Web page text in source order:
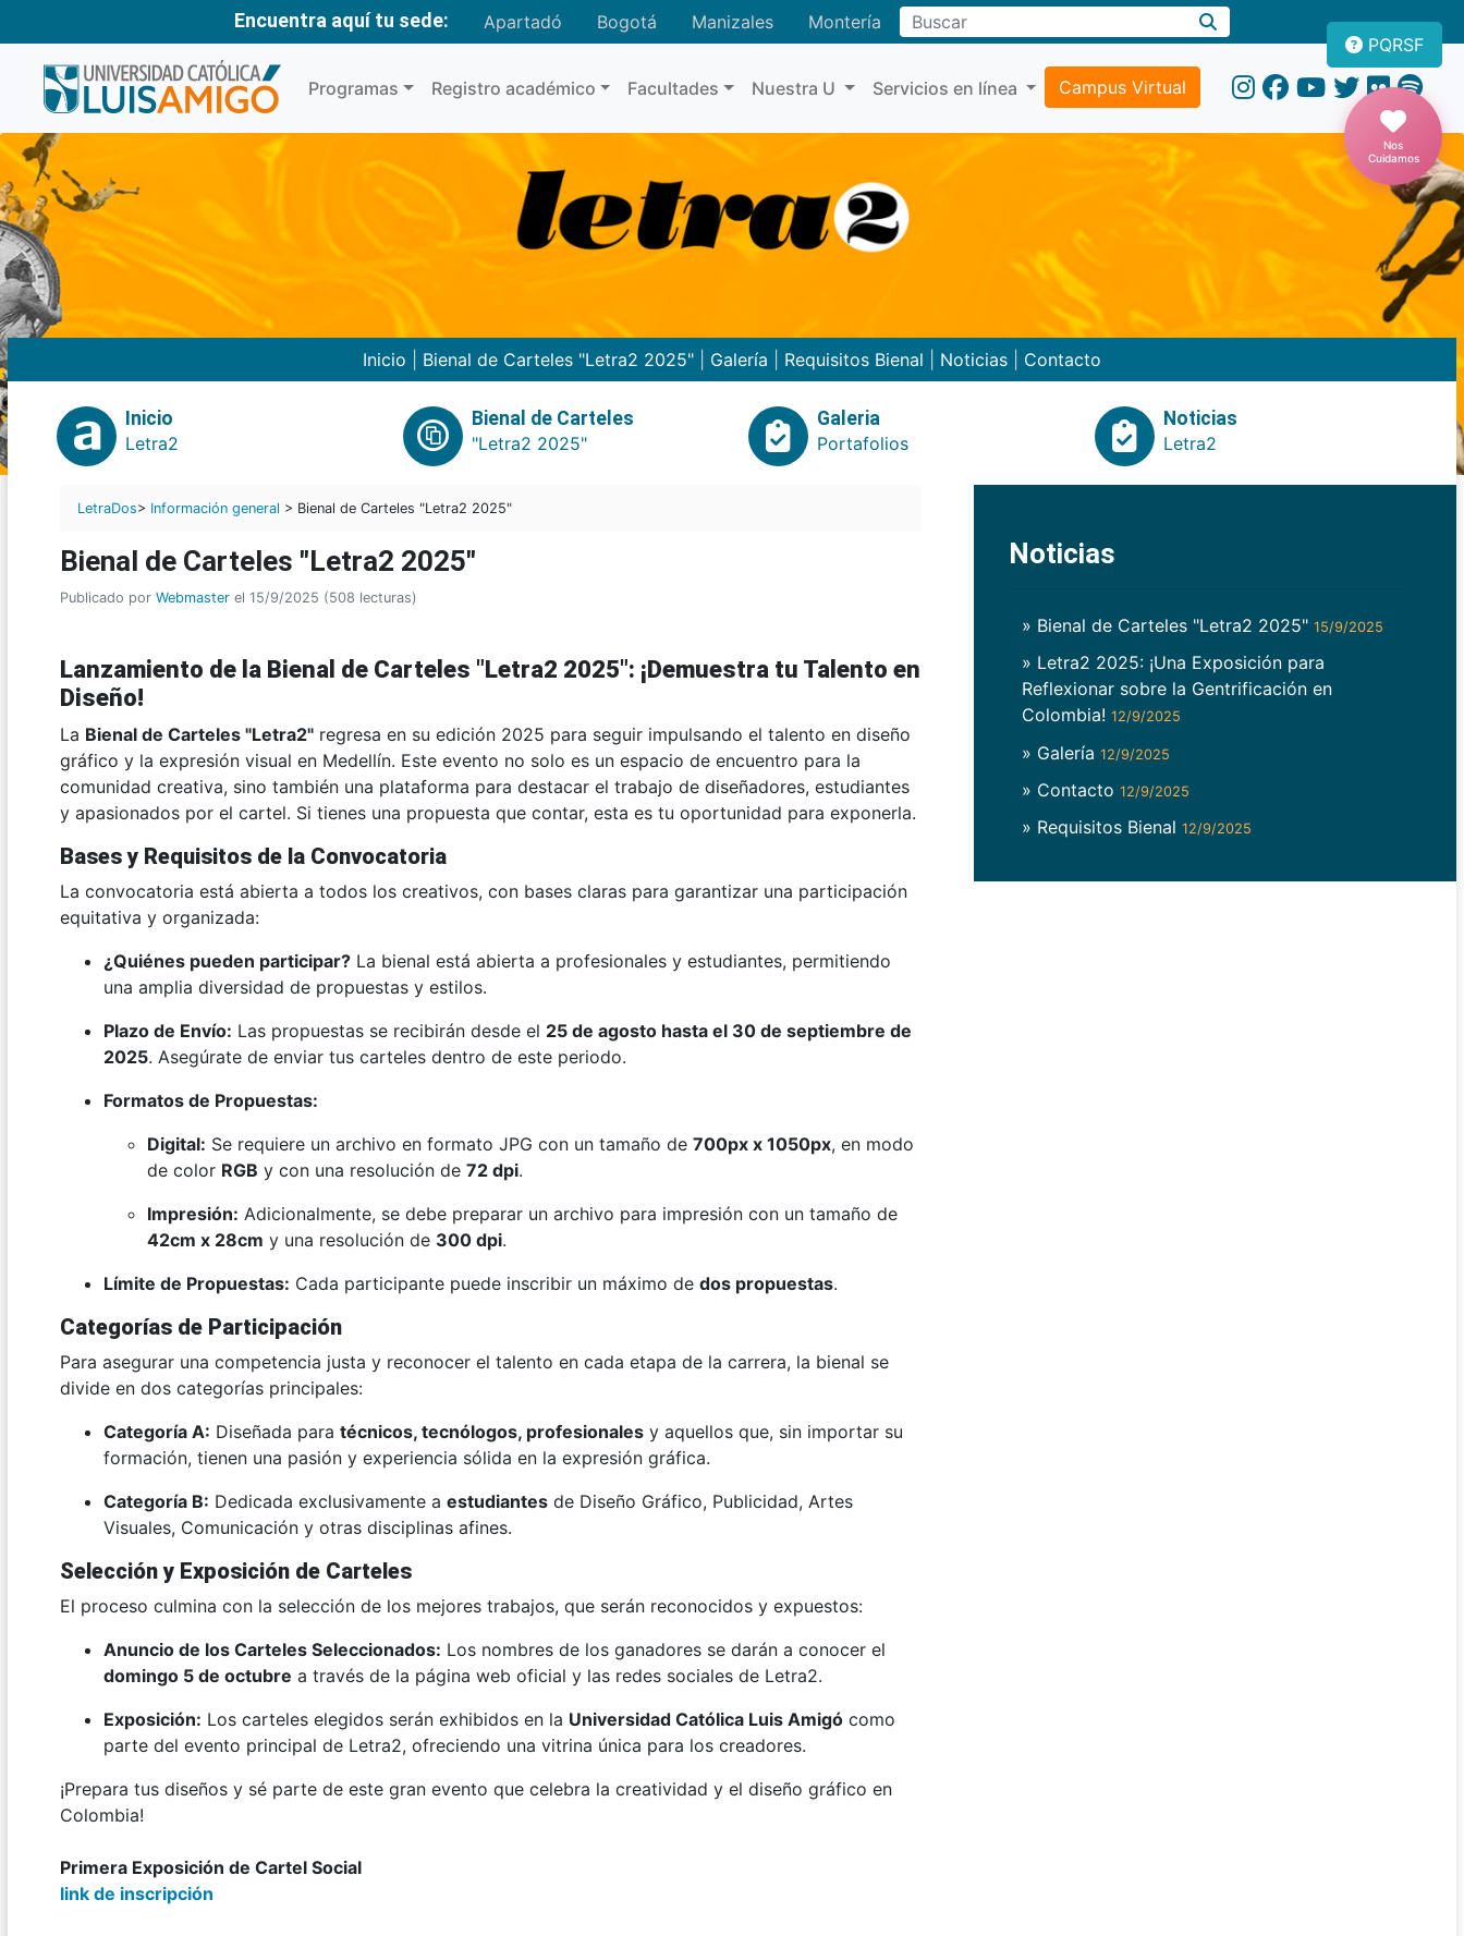
Encuentra aquí tu sede: Apartadó Bogotá Manizales MonteríaBuscar
Programas Registro académico Facultades Nuestra U Servicios en línea Campus Virtual
PQRSF
Nos
Cuidamos
Inicio Bienal de Carteles "Letra2 2025" Galería Requisitos Bienal Noticias Contacto
Inicio
Letra2
Bienal de Carteles
"Letra2 2025"
Galeria
Portafolios
Noticias
Letra2
LetraDos> Información general > Bienal de Carteles "Letra2 2025"
Bienal de Carteles "Letra2 2025"
Publicado por Webmaster el 15/9/2025 (508 lecturas)
Lanzamiento de la Bienal de Carteles "Letra2 2025": ¡Demuestra tu Talento en
Diseño!
La Bienal de Carteles "Letra2" regresa en su edición 2025 para seguir impulsando el talento en diseño
gráfico y la expresión visual en Medellín. Este evento no solo es un espacio de encuentro para la
comunidad creativa, sino también una plataforma para destacar el trabajo de diseñadores, estudiantes
y apasionados por el cartel. Si tienes una propuesta que contar, esta es tu oportunidad para exponerla.
Bases y Requisitos de la Convocatoria
La convocatoria está abierta a todos los creativos, con bases claras para garantizar una participación
equitativa y organizada:
¿Quiénes pueden participar? La bienal está abierta a profesionales y estudiantes, permitiendo
una amplia diversidad de propuestas y estilos.
Plazo de Envío: Las propuestas se recibirán desde el 25 de agosto hasta el 30 de septiembre de
2025. Asegúrate de enviar tus carteles dentro de este periodo.
Formatos de Propuestas:
Digital: Se requiere un archivo en formato JPG con un tamaño de 700px x 1050px, en modo
de color RGB y con una resolución de 72 dpi.
Impresión: Adicionalmente, se debe preparar un archivo para impresión con un tamaño de
42cm x 28cm y una resolución de 300 dpi.
Límite de Propuestas: Cada participante puede inscribir un máximo de dos propuestas.
Categorías de Participación
Para asegurar una competencia justa y reconocer el talento en cada etapa de la carrera, la bienal se
divide en dos categorías principales:
Categoría A: Diseñada para técnicos, tecnólogos, profesionales y aquellos que, sin importar su
formación, tienen una pasión y experiencia sólida en la expresión gráfica.
Categoría B: Dedicada exclusivamente a estudiantes de Diseño Gráfico, Publicidad, Artes
Visuales, Comunicación y otras disciplinas afines.
Selección y Exposición de Carteles
El proceso culmina con la selección de los mejores trabajos, que serán reconocidos y expuestos:
Anuncio de los Carteles Seleccionados: Los nombres de los ganadores se darán a conocer el
domingo 5 de octubre a través de la página web oficial y las redes sociales de Letra2.
Exposición: Los carteles elegidos serán exhibidos en la Universidad Católica Luis Amigó como
parte del evento principal de Letra2, ofreciendo una vitrina única para los creadores.
¡Prepara tus diseños y sé parte de este gran evento que celebra la creatividad y el diseño gráfico en
Colombia!
Primera Exposición de Cartel Social
link de inscripción
Noticias
» Bienal de Carteles "Letra2 2025" 15/9/2025
» Letra2 2025: ¡Una Exposición para
Reflexionar sobre la Gentrificación en
Colombia! 12/9/2025
» Galería 12/9/2025
» Contacto 12/9/2025
» Requisitos Bienal 12/9/2025